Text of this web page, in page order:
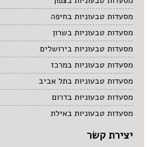
מסעדות טבעוניות בחיפה
מסעדות טבעוניות בשרון
מסעדות טבעוניות בירושלים
מסעדות טבעוניות במרכז
מסעדות טבעוניות בתל אביב
מסעדות טבעוניות בדרום
מסעדות טבעוניות באילת
יצירת קשר